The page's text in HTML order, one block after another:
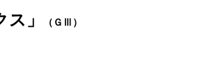
ス 」 （ＧⅢ）